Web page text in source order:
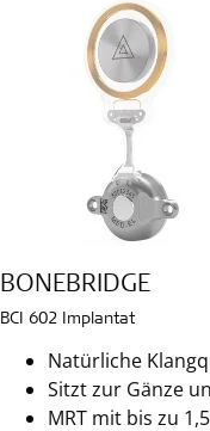
BONEBRIDGE
BCI 602 Implantat
Natürliche
Sitzt zur Gänze
MRT mit bis zu